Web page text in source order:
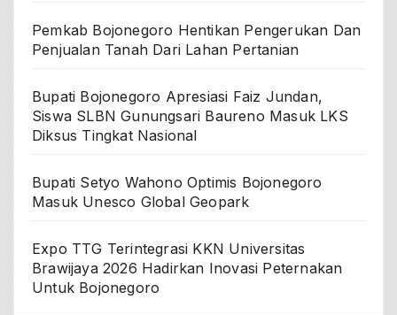
Pemkab Bojonegoro Hentikan Pengerukan Dan
Penjualan Tanah Dari Lahan Pertanian
Bupati Bojonegoro Apresiasi Faiz Jundan,
Siswa SLBN Gunungsari Baureno Masuk LKS
Diksus Tingkat Nasional
Bupati Setyo Wahono Optimis Bojonegoro
Masuk Unesco Global Geopark
Expo TTG Terintegrasi KKN Universitas
Brawijaya 2026 Hadirkan Inovasi Peternakan
Untuk Bojonegoro